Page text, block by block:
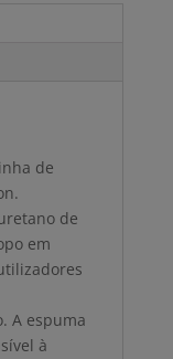
de
de
em
A espuma
à